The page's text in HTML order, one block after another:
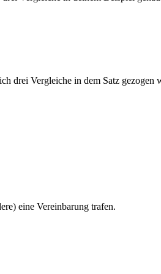
drei Vergleiche in dem Satz gezogen
eine Vereinbarung trafen.